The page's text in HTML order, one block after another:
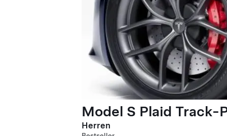
Model S Plaid Track-
Herren